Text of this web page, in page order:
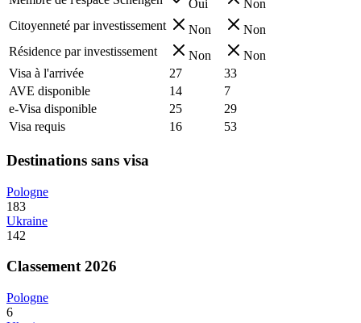
Oui
Non
Citoyenneté par investissement
Non
Non
Résidence par investissement
Non
Non
Visa à l'arrivée
27
33
AVE disponible
14
7
e-Visa disponible
25
29
Visa requis
16 53
Destinations sans visa
Pologne
183
Ukraine
142
Classement 2026
Pologne
6